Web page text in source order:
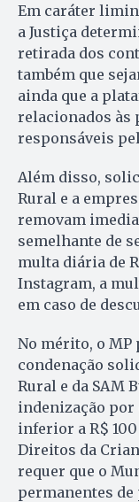
Em caráter
a Justiça
retirada dos
também que
ainda que a
relacionados às
responsáveis
Além disso,
Rural e a
removam
semelhante de
multa diária de
Instagram, a
em caso de
No mérito, o MP
condenação
Rural e da SAM
indenização por
inferior a R$
Direitos da
requer que o
permanentes